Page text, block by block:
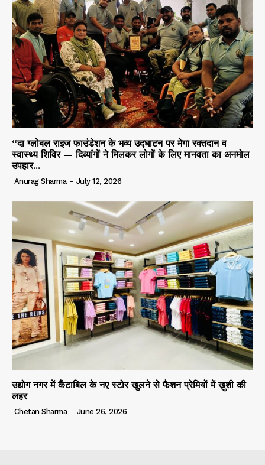
“दा ग्लोबल राइज फाउंडेशन के भव्य उद्घाटन पर मेगा रक्तदान व
स्वास्थ्य शिविर — दिव्यांगों ने मिलकर लोगों के लिए मानवता का अनमोल
उपहार...
Anurag Sharma - July 12, 2026
उद्योग नगर में कैंटाबिल के नए स्टोर खुलने से फैशन प्रेमियों में ख़ुशी की
लहर
Chetan Sharma - June 26, 2026